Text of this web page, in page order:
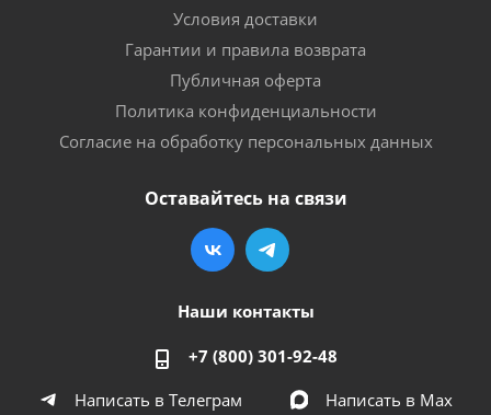
Условия доставки
Гарантии и правила возврата
Публичная оферта
Политика конфиденциальности
Согласие на обработку персональных данных
Оставайтесь на связи
Наши контакты
+7 (800) 301-92-48
Написать в Телеграм
Написать в Мах